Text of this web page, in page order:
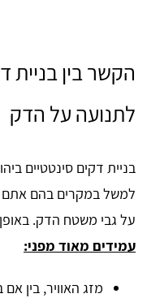
הקשר בין בניית
לתנועה על הדק
בניית דקים סינטטיים
למשל במקרים בהם אתם
על גבי משטח הדק.
עמידים מאוד מפני:
מזג האוויר, בין אם